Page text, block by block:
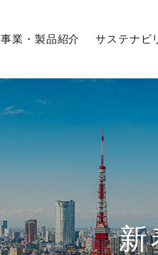
解析・評価の技術
事業・製品紹介
外販設備事業
サステナビ
サステナビリティマネジメント
経営体系
業績・ハイライト
経験者採用
新